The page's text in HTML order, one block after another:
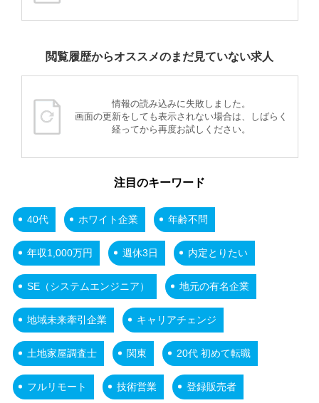
閲覧履歴からオススメのまだ見ていない求人
情報の読み込みに失敗しました。
画面の更新をしても表示されない場合は、しばらく
経ってから再度お試しください。
注目のキーワード
40代 ホワイト企業 年齢不問
年収1,000万円 週休3日 内定とりたい
SE（システムエンジニア） 地元の有名企業
地域未来牽引企業 キャリアチェンジ
土地家屋調査士 関東 20代 初めて転職
フルリモート 技術営業 登録販売者